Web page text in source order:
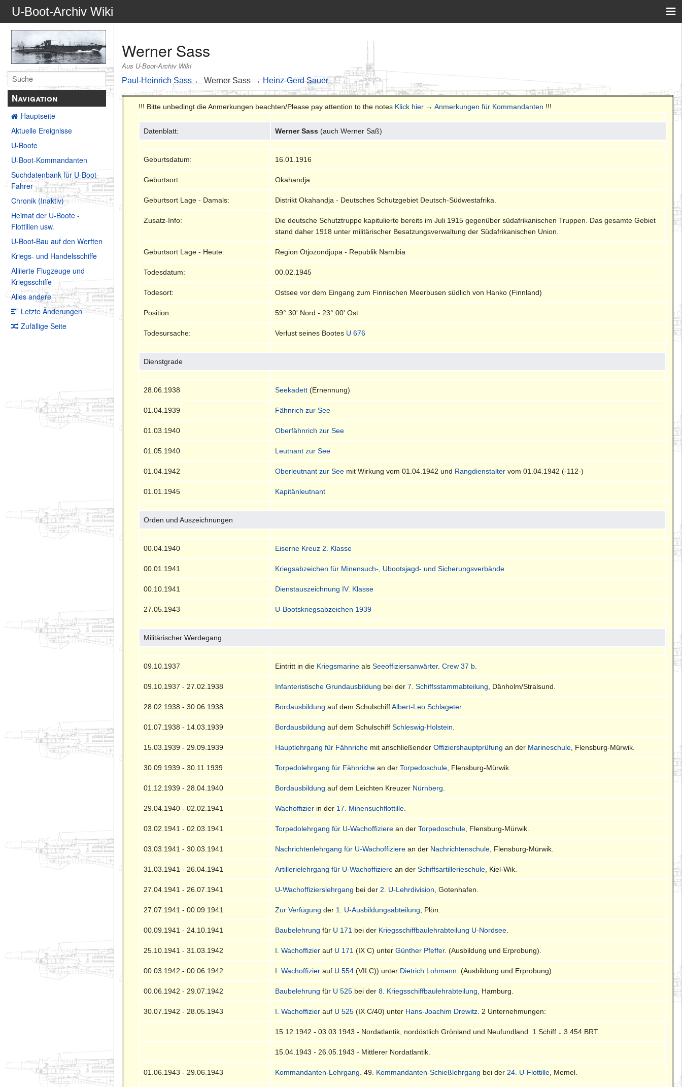
U-Boot-Archiv Wiki
Navigation
Hauptseite
Aktuelle Ereignisse
U-Boote
U-Boot-Kommandanten
Suchdatenbank für U-Boot-
Fahrer
Chronik (Inaktiv)
Heimat der U-Boote -
Flottillen usw.
U-Boot-Bau auf den Werften
Kriegs- und Handelsschiffe
Alliierte Flugzeuge und
Kriegsschiffe
Alles andere
Letzte Änderungen
Zufällige Seite
Werner Sass
Aus U-Boot-Archiv Wiki
Paul-Heinrich Sass ← Werner Sass → Heinz-Gerd Sauer
!!! Bitte unbedingt die Anmerkungen beachten/Please pay attention to the notes Klick hier → Anmerkungen für Kommandanten !!!
Datenblatt: Werner Sass (auch Werner Saß)
Geburtsdatum: 16.01.1916
Geburtsort: Okahandja
Geburtsort Lage - Damals: Distrikt Okahandja - Deutsches Schutzgebiet Deutsch-Südwestafrika.
Zusatz-Info:
Die deutsche Schutztruppe kapitulierte bereits im Juli 1915 gegenüber südafrikanischen Truppen. Das gesamte Gebiet
stand daher 1918 unter militärischer Besatzungsverwaltung der Südafrikanischen Union.
Geburtsort Lage - Heute: Region Otjozondjupa - Republik Namibia
Todesdatum: 00.02.1945
Todesort: Ostsee vor dem Eingang zum Finnischen Meerbusen südlich von Hanko (Finnland)
Position: 59° 30' Nord - 23° 00' Ost
Todesursache: Verlust seines Bootes U 676
Dienstgrade
28.06.1938 Seekadett (Ernennung)
01.04.1939 Fähnrich zur See
01.03.1940 Oberfähnrich zur See
01.05.1940 Leutnant zur See
01.04.1942 Oberleutnant zur See mit Wirkung vom 01.04.1942 und Rangdienstalter vom 01.04.1942 (-112-)
01.01.1945 Kapitänleutnant
Orden und Auszeichnungen
00.04.1940 Eiserne Kreuz 2. Klasse
00.01.1941 Kriegsabzeichen für Minensuch-, Ubootsjagd- und Sicherungsverbände
00.10.1941 Dienstauszeichnung IV. Klasse
27.05.1943 U-Bootskriegsabzeichen 1939
Militärischer Werdegang
09.10.1937 Eintritt in die Kriegsmarine alsSeeoffiziersanwärter.Crew 37 b
09.10.1937 - 27.02.1938 Infanteristische Grundausbildung bei der7. Schiffsstammabteilung , Dänholm/Stralsund.
28.02.1938 - 30.06.1938 Bordausbildung auf dem SchulschiffAlbert-Leo Schlageter.
01.07.1938 - 14.03.1939 Bordausbildung auf dem SchulschiffSchleswig-Holstein
15.03.1939 - 29.09.1939 Hauptlehrgang für Fähnriche mit anschließenderOffiziershauptprüfung an der Marineschule , Flensburg-Mürwik.
30.09.1939 - 30.11.1939 Torpedolehrgang für Fähnriche an derTorpedoschule , Flensburg-Mürwik.
01.12.1939 - 28.04.1940 Bordausbildung auf dem Leichten Kreuzer Nürnberg
29.04.1940 - 02.02.1941 Wachoffizier in der 17. Minensuchflottille
03.02.1941 - 02.03.1941 Torpedolehrgang für U-Wachoffiziere an derTorpedoschule , Flensburg-Mürwik.
03.03.1941 - 30.03.1941 Nachrichtenlehrgang für U-Wachoffiziere an der Nachrichtenschule , Flensburg-Mürwik.
31.03.1941 - 26.04.1941 Artillerielehrgang für U-Wachoffiziere an derSchiffsartillerieschule , Kiel-Wik.
27.04.1941 - 26.07.1941 U-Wachoffizierslehrgang bei der 2. U-Lehrdivision , Gotenhafen.
27.07.1941 - 00.09.1941 Zur Verfügung der 1. U-Ausbildungsabteilung , Plön.
00.09.1941 - 24.10.1941 Baubelehrung für U 171 bei der Kriegsschiffbaulehrabteilung U-Nordsee
25.10.1941 - 31.03.1942 I. Wachoffizier auf U 171 (IX C) unterGünther Pfeffer. (Ausbildung und Erprobung).
00.03.1942 - 00.06.1942 I. Wachoffizier auf U 554 (VII C)) unter Dietrich Lohmann . (Ausbildung und Erprobung).
00.06.1942 - 29.07.1942 Baubelehrung für U 525 bei der8. Kriegsschiffbaulehrabteilung , Hamburg.
30.07.1942 - 28.05.1943 I. Wachoffizier auf U 525 (IX C/40) unter Hans-Joachim Drewitz . 2 Unternehmungen:
15.12.1942 - 03.03.1943 - Nordatlantik, nordöstlich Grönland und Neufundland. 1 Schiff ↓ 3.454 BRT.
15.04.1943 - 26.05.1943 - Mittlerer Nordatlantik.
01.06.1943 - 29.06.1943 Kommandanten-Lehrgang . 49. Kommandanten-Schießlehrgang bei der 24. U-Flottille , Memel.